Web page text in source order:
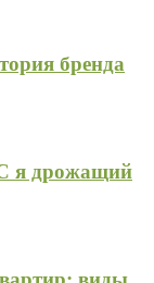
бренда
я дрожащий